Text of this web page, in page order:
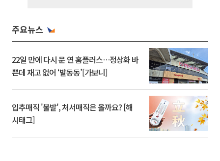
주요뉴스
22일 만에 다시 문 연 홈플러스…정상화 바
쁜데 재고 없어 ‘발동동’[가보니]
입추매직 '불발', 처서매직은 올까요? [해
시태그]